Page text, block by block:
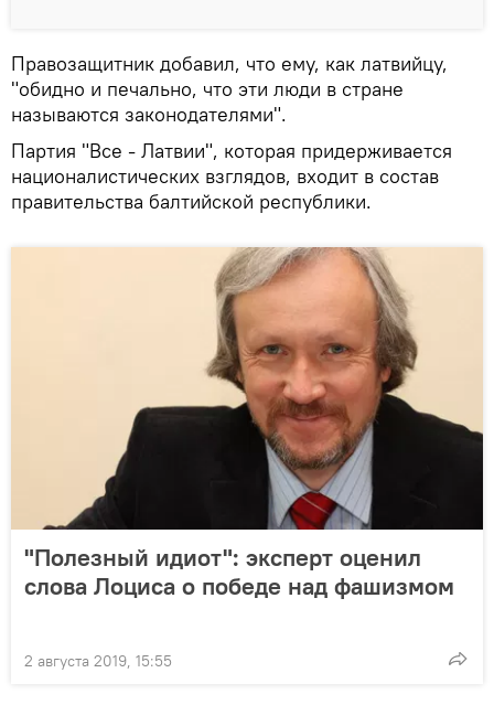
Правозащитник добавил, что ему, как латвийцу,
"обидно и печально, что эти люди в стране
называются законодателями".
Партия "Все - Латвии", которая придерживается
националистических взглядов, входит в состав
правительства балтийской республики.
"Полезный идиот": эксперт оценил
слова Лоциса о победе над фашизмом
2 августа 2019, 15:55